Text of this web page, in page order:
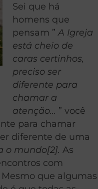
Sei que há
homens que
pensam ” A Igreja
está cheio de
caras certinhos,
preciso ser
diferente para
chamar a
atenção… ” você
para chamar
diferente de uma
o mundo[2]. As
com
que algumas